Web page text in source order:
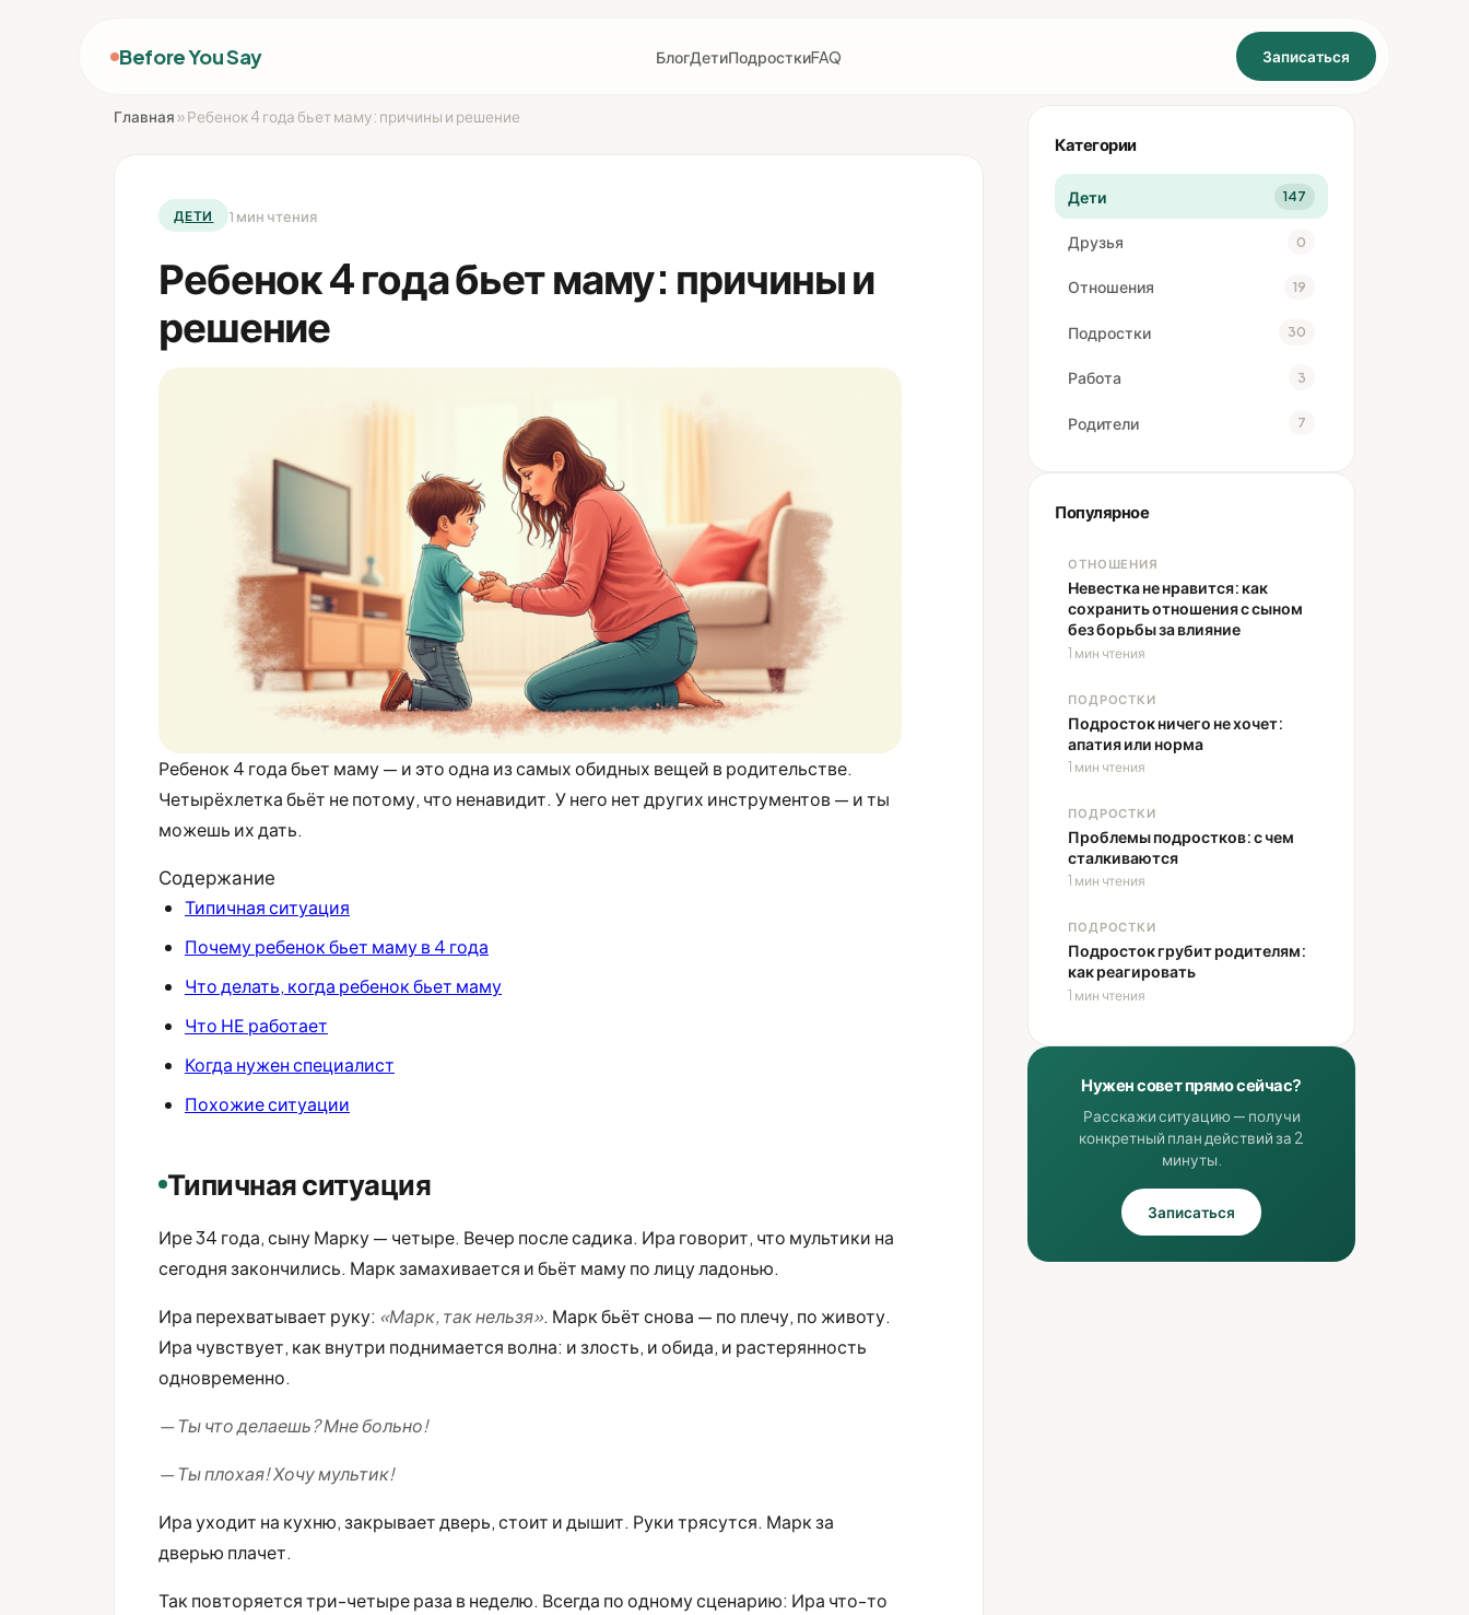
Before You Say БлогДетиПодросткиFAQ Записаться
Главная »Ребенок 4 года бьет маму: причины и решение
ДЕТИ 1 мин чтения
Ребенок 4 года бьет маму: причины и
решение
Ребенок 4 года бьет маму — и это одна из самых обидных вещей в родительстве.
Четырёхлетка бьёт не потому, что ненавидит. У него нет других инструментов — и ты
можешь их дать.
Содержание
Типичная ситуация
Почему ребенок бьет маму в 4 года
Что делать, когда ребенок бьет маму
Что НЕ работает
Когда нужен специалист
Похожие ситуации
Типичная ситуация
Ире 34 года, сыну Марку — четыре. Вечер после садика. Ира говорит, что мультики на
сегодня закончились. Марк замахивается и бьёт маму по лицу ладонью.
Ира перехватывает руку: «Марк, так нельзя». Марк бьёт снова — по плечу, по животу.
Ира чувствует, как внутри поднимается волна: и злость, и обида, и растерянность
одновременно.
— Ты что делаешь? Мне больно!
— Ты плохая! Хочу мультик!
Ира уходит на кухню, закрывает дверь, стоит и дышит. Руки трясутся. Марк за
дверью плачет.
Так повторяется три-четыре раза в неделю. Всегда по одному сценарию: Ира что-то
Категории
Дети 147
Друзья 0
Отношения 19
Подростки 30
Работа 3
Родители 7
Популярное
ОТНОШЕНИЯ
Невестка не нравится: как
сохранить отношения с сыном
без борьбы за влияние
1 мин чтения
ПОДРОСТКИ
Подросток ничего не хочет:
апатия или норма
1 мин чтения
ПОДРОСТКИ
Проблемы подростков: с чем
сталкиваются
1 мин чтения
ПОДРОСТКИ
Подросток грубит родителям:
как реагировать
1 мин чтения
Нужен совет прямо сейчас?
Расскажи ситуацию — получи
конкретный план действий за 2
минуты.
Записаться